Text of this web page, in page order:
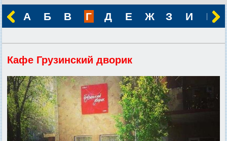
А Б В Г Д Е Ж З И К
Кафе Грузинский дворик